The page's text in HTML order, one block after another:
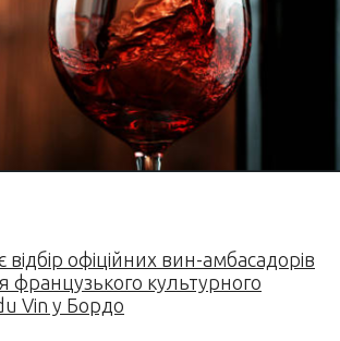
відбір офіційних вин-амбасадорів
французького культурного
Vin у Бордо